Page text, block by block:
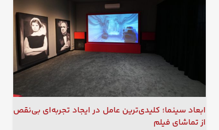
ابعاد سینما؛ کلیدی‌ترین عامل در ایجاد تجربه‌ای بی‌نقص
از تماشای فیلم